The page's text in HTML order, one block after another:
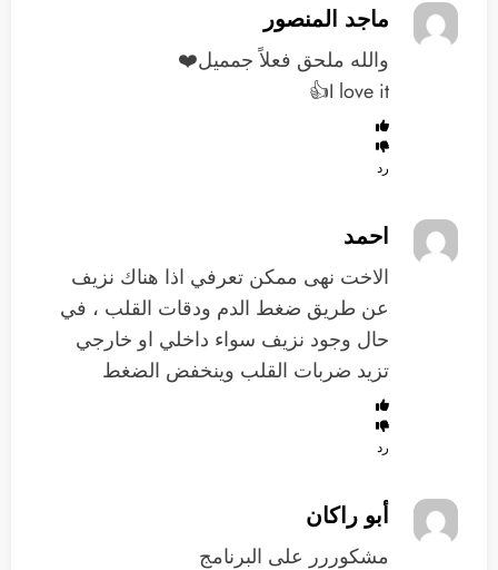
ماجد المنصور
والله ملحق فعلاً جمميل❤️
I love it👍
رد
احمد
الاخت نهى ممكن تعرفي اذا هناك نزيف
عن طريق ضغط الدم ودقات القلب ، في
حال وجود نزيف سواء داخلي او خارجي
تزيد ضربات القلب وينخفض الضغط
رد
أبو راكان
مشكوررر على البرنامج